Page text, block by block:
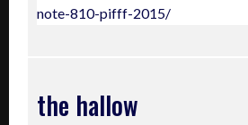
note-810-pifff-2015/
the hallow